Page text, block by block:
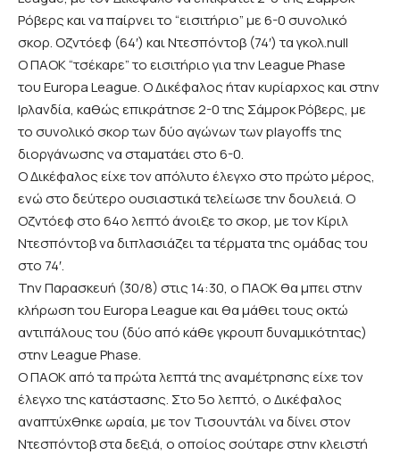
Ρόβερς και να παίρνει το “εισιτήριο” με 6-0 συνολικό
σκορ. Οζντόεφ (64′) και Ντεσπόντοβ (74′) τα γκολ.null
OΠΑΟΚ“τσέκαρε” το εισιτήριο για την League Phase
τουEuropa League. Ο Δικέφαλος ήταν κυρίαρχος και στην
Ιρλανδία, καθώς επικράτησε 2-0 της Σάμροκ Ρόβερς, με
το συνολικό σκορ των δύο αγώνων των playoffs της
διοργάνωσης να σταματάει στο 6-0.
Ο Δικέφαλος είχε τον απόλυτο έλεγχο στο πρώτο μέρος,
ενώ στο δεύτερο ουσιαστικά τελείωσε την δουλειά. Ο
Οζντόεφ στο 64ο λεπτό άνοιξε το σκορ, με τον Κίριλ
Ντεσπόντοβ να διπλασιάζει τα τέρματα της ομάδας του
στο 74′.
Την Παρασκευή (30/8) στις 14:30, ο ΠΑΟΚ θα μπει στην
κλήρωση του Europa League και θα μάθει τους οκτώ
αντιπάλους του (δύο από κάθε γκρουπ δυναμικότητας)
στην League Phase.
Ο ΠΑΟΚ από τα πρώτα λεπτά της αναμέτρησης είχε τον
έλεγχο της κατάστασης. Στο 5ο λεπτό, ο Δικέφαλος
αναπτύχθηκε ωραία, με τον Τισουντάλι να δίνει στον
Ντεσπόντοβ στα δεξιά, ο οποίος σούταρε στην κλειστή